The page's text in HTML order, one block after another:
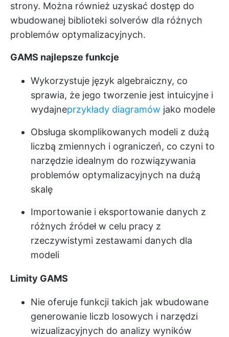
strony. Można również uzyskać dostęp do
wbudowanej biblioteki solverów dla różnych
problemów optymalizacyjnych.
GAMS najlepsze funkcje
Wykorzystuje język algebraiczny, co
sprawia, że jego tworzenie jest intuicyjne i
wydajneprzykłady diagramów jako modele
Obsługa skomplikowanych modeli z dużą
liczbą zmiennych i ograniczeń, co czyni to
narzędzie idealnym do rozwiązywania
problemów optymalizacyjnych na dużą
skalę
Importowanie i eksportowanie danych z
różnych źródeł w celu pracy z
rzeczywistymi zestawami danych dla
modeli
Limity GAMS
Nie oferuje funkcji takich jak wbudowane
generowanie liczb losowych i narzędzi
wizualizacyjnych do analizy wyników